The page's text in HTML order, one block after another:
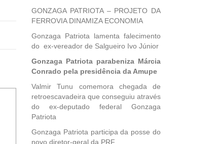
GONZAGA PATRIOTA – PROJETO DA
FERROVIA DINAMIZA ECONOMIA
Gonzaga Patriota lamenta falecimento
do ex-vereador de Salgueiro Ivo Júnior
Gonzaga Patriota parabeniza Márcia
Conrado pela presidência da Amupe
Valmir Tunu comemora chegada de
retroescavadeira que conseguiu através
do ex-deputado federal Gonzaga
Patriota
Gonzaga Patriota participa da posse do
novo diretor-geral da PRF